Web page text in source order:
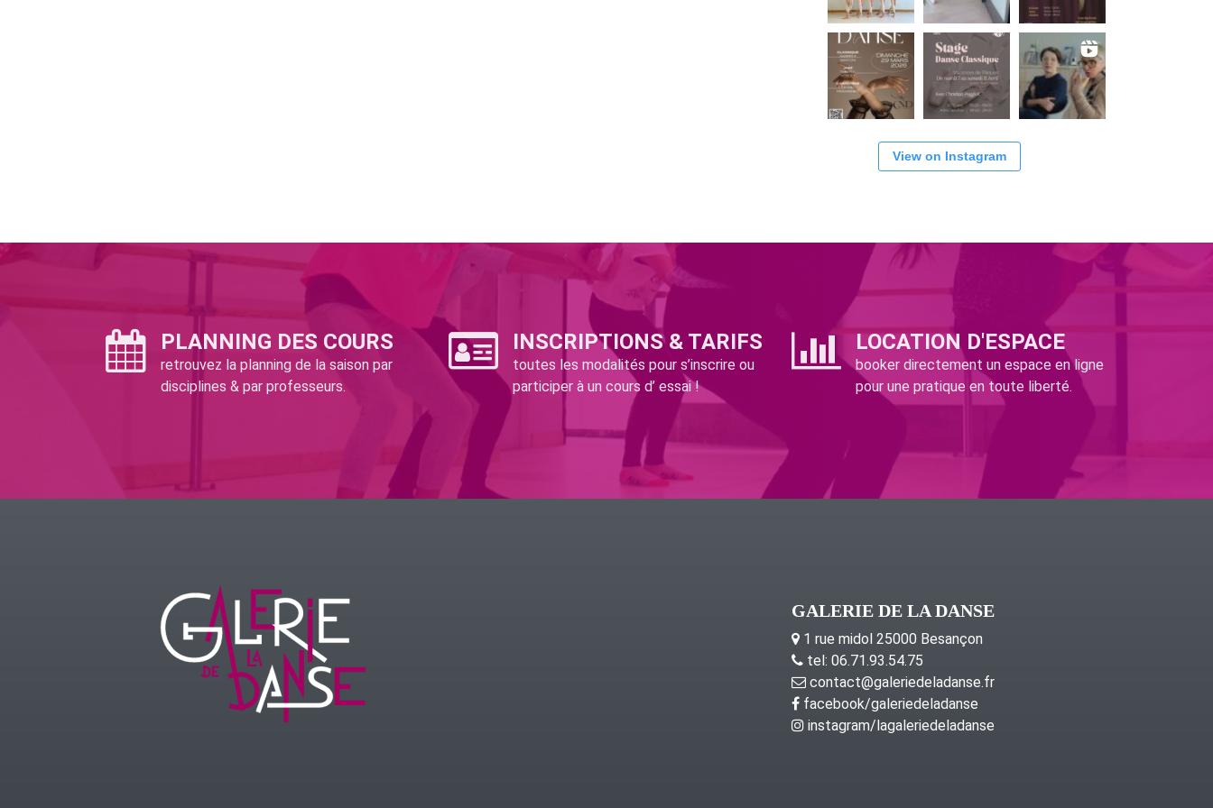
View on Instagram
PLANNING DES COURS
retrouvez la planning de la saison par
disciplines & par professeurs.
INSCRIPTIONS & TARIFS
toutes les modalités pour s’inscrire ou
participer à un cours d’ essai !
LOCATION D'ESPACE
booker directement un espace en ligne
pour une pratique en toute liberté.
GALERIE DE LA DANSE
1 rue midol 25000 Besançon
tel: 06.71.93.54.75
contact@galeriedeladanse.fr
facebook/galeriedeladanse
instagram/lagaleriedeladanse